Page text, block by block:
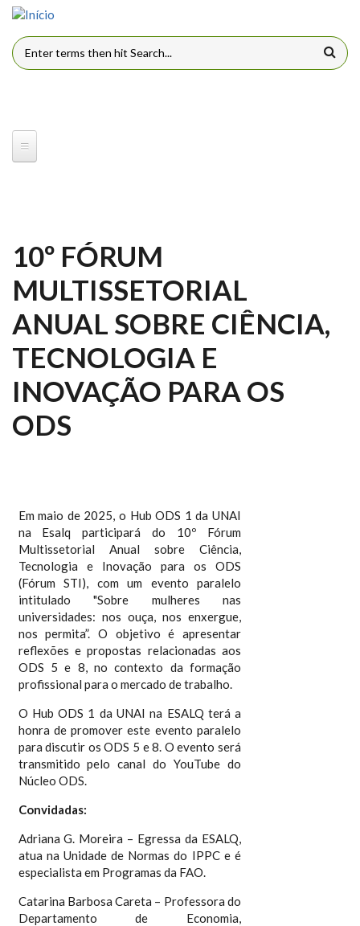
Pular para o conteúdo principal
FORMULÁRIO DE BUSCA
10º FÓRUM
MULTISSETORIAL
ANUAL SOBRE CIÊNCIA,
TECNOLOGIA E
INOVAÇÃO PARA OS
ODS
Em maio de 2025, o Hub ODS 1 da UNAI
na Esalq participará do 10º Fórum
Multissetorial Anual sobre Ciência,
Tecnologia e Inovação para os ODS
(Fórum STI), com um evento paralelo
intitulado "Sobre mulheres nas
universidades: nos ouça, nos enxergue,
nos permita”. O objetivo é apresentar
reflexões e propostas relacionadas aos
ODS 5 e 8, no contexto da formação
profissional para o mercado de trabalho.
O Hub ODS 1 da UNAI na ESALQ terá a
honra de promover este evento paralelo
para discutir os ODS 5 e 8. O evento será
transmitido pelo canal do YouTube do
Núcleo ODS.
Convidadas:
Adriana G. Moreira – Egressa da ESALQ,
atua na Unidade de Normas do IPPC e é
especialista em Programas da FAO.
Catarina Barbosa Careta – Professora do
Departamento de Economia,